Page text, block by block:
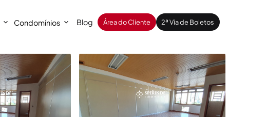
Condomínios Blog Área do Cliente 2ª Via de Boletos